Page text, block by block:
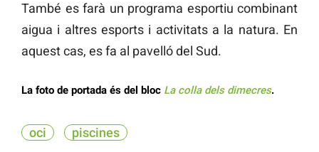
També es farà un programa esportiu combinant
aigua i altres esports i activitats a la natura. En
aquest cas, es fa al pavelló del Sud.
La foto de portada és del bloc La colla dels dimecres.
oci piscines